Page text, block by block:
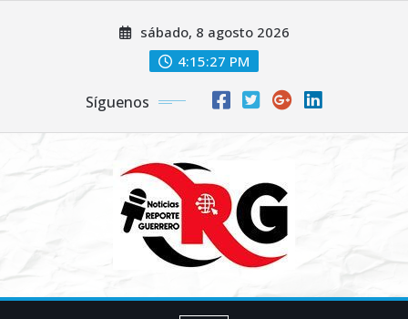
sábado, 8 agosto 2026
4:15:27 PM
Síguenos